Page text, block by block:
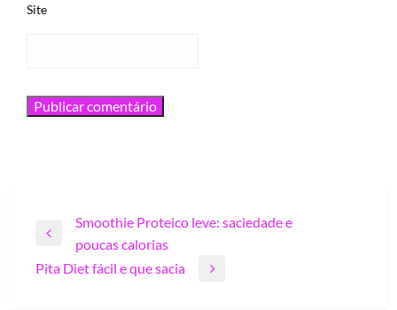
Site
Navegação
Post
Previous
Post
Smoothie Proteico leve: saciedade e
poucas calorias
Next
Pita Diet fácil e que sacia